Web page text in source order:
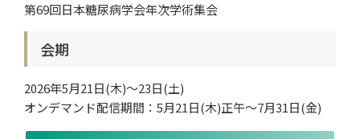
第69回日本糖尿病学会年次学術集会
会期
2026年5月21日(木)～23日(土)
オンデマンド配信期間：5月21日(木)正午～7月31日(金)